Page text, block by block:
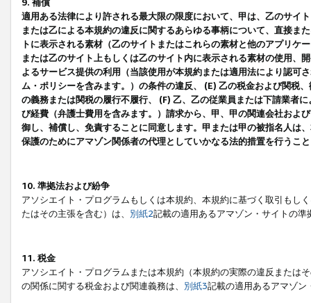
9. 補償
適用ある法律により許される最大限の限度において、甲は、乙のサイ
または乙による本規約の違反に関するあらゆる事柄について、直接ま
トに表示される素材（乙のサイトまたはこれらの素材と他のアプリ
または乙のサイト上もしくは乙のサイト内に表示される素材の使用、
よるサービス提供の利用（当該使用が本規約または適用法により認可
ム・ポリシーを含みます。）の条件の違反、 (E) 乙の税金および関税
の義務または関税の履行不履行、 (F) 乙、乙の従業員または下請業者
び経費（弁護士費用を含みます。）請求から、甲、甲の関連会社およ
御し、補償し、免責することに同意します。甲または甲の被指名人は
保護のためにアマゾン関係者の代理としていかなる法的措置を行うこ
10. 準拠法および紛争
アソシエイト・プログラムもしくは本規約、本規約に基づく取引もし
たはその主張を含む）は、 別紙2記載の適用あるアマゾン・サイトの
11. 税金
アソシエイト・プログラムまたは本規約（本規約の実際の違反または
の関係に関する税金および関連義務は、 別紙3記載の適用あるアマゾン